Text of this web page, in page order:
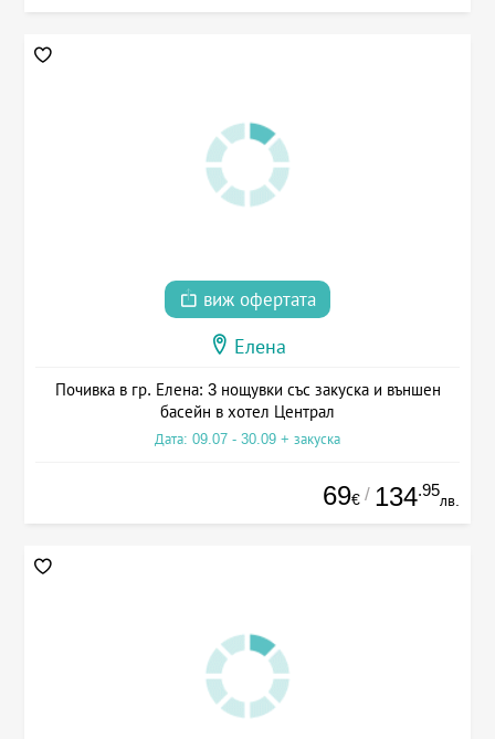
виж офертата
Елена
Почивка в гр. Елена: 3 нощувки със закуска и външен
басейн в хотел Централ
Дата: 09.07 - 30.09 + закуска
69€ / 134.95
лв.